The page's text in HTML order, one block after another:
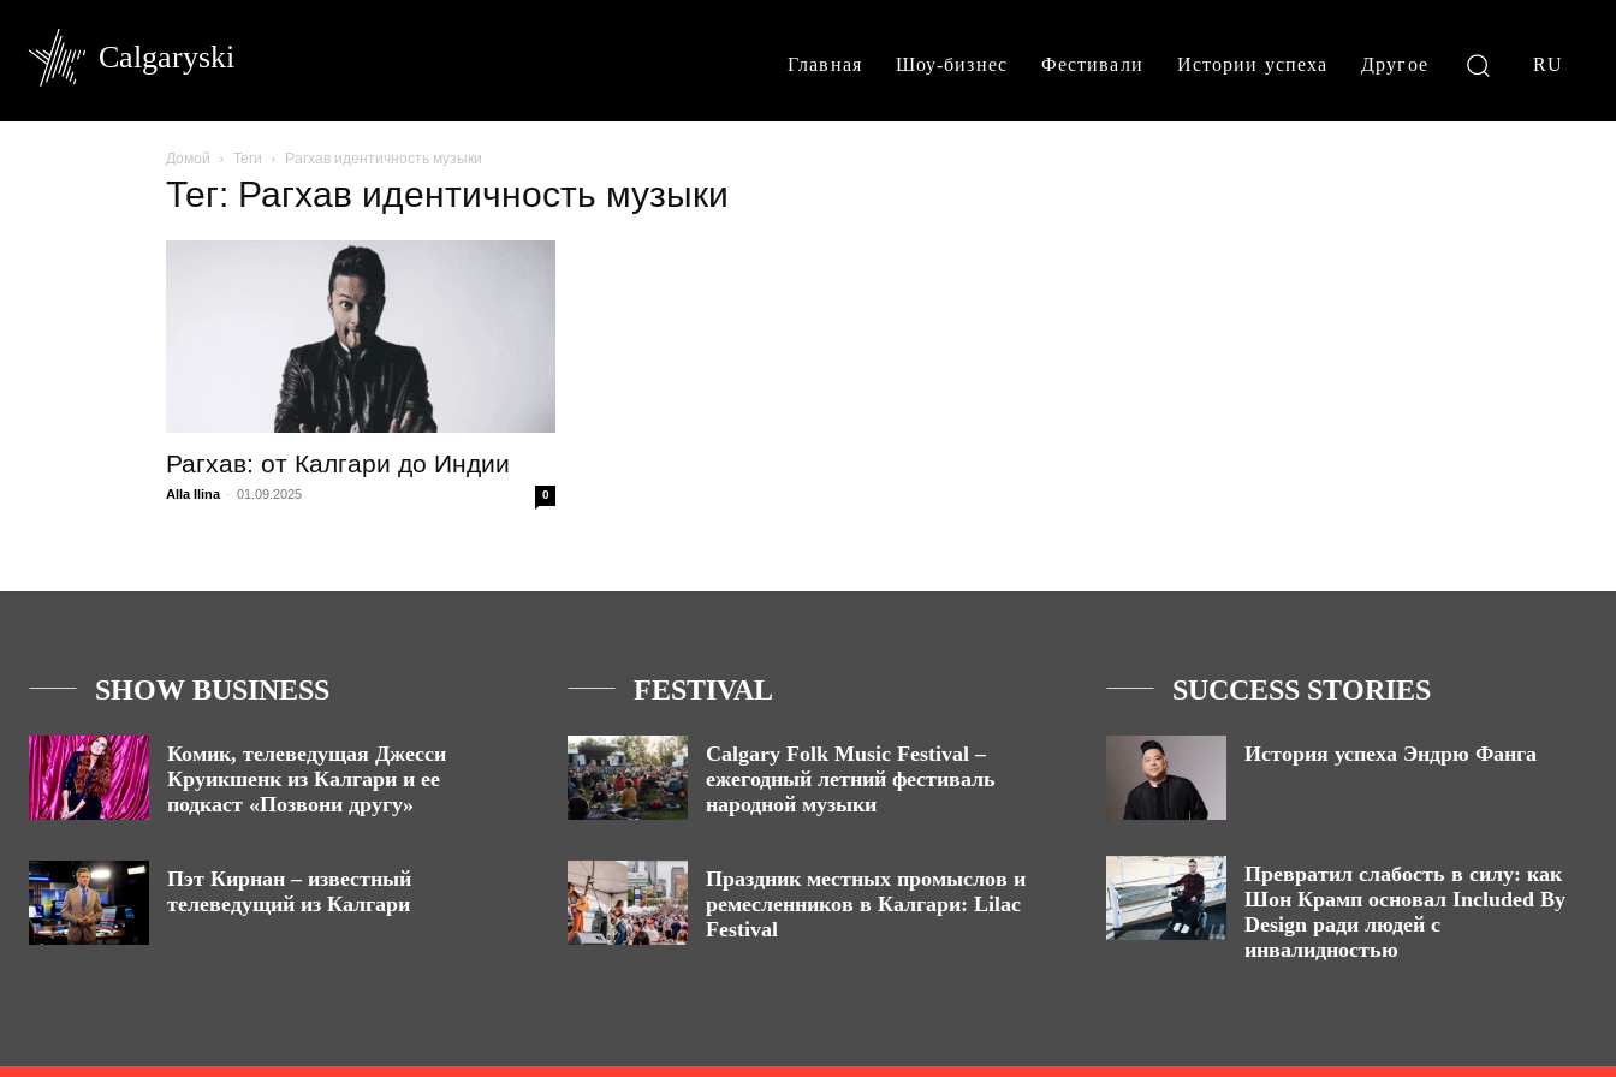
Calgaryski Главная Шоу-бизнес Фестивали Истории успеха Другое RU
Домой Теги Рагхав идентичность музыки
Тег: Рагхав идентичность музыки
Рагхав: от Калгари до Индии
Alla Ilina - 01.09.2025 0
SHOW BUSINESS
Комик, телеведущая Джесси
Круикшенк из Калгари и ее
подкаст «Позвони другу»
Пэт Кирнан – известный
телеведущий из Калгари
FESTIVAL
Calgary Folk Music Festival –
ежегодный летний фестиваль
народной музыки
Праздник местных промыслов и
ремесленников в Калгари: Lilac
Festival
SUCCESS STORIES
История успеха Эндрю Фанга
Превратил слабость в силу: как
Шон Крамп основал Included By
Design ради людей с
инвалидностью